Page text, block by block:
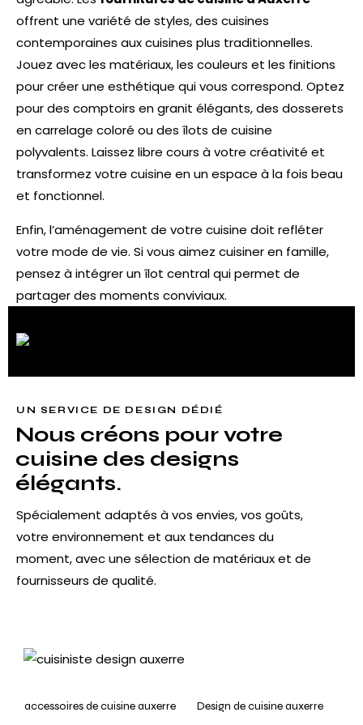
offrent une variété de styles, des cuisines
contemporaines aux cuisines plus traditionnelles.
Jouez avec les matériaux, les couleurs et les finitions
pour créer une esthétique qui vous correspond. Optez
pour des comptoirs en granit élégants, des dosserets
en carrelage coloré ou des îlots de cuisine
polyvalents. Laissez libre cours à votre créativité et
transformez votre cuisine en un espace à la fois beau
et fonctionnel.
Enfin, l’aménagement de votre cuisine doit refléter
votre mode de vie. Si vous aimez cuisiner en famille,
pensez à intégrer un îlot central qui permet de
partager des moments conviviaux.
UN SERVICE DE DESIGN DÉDIÉ
Nous créons pour votre
cuisine des designs
élégants.
Spécialement adaptés à vos envies, vos goûts,
votre environnement et aux tendances du
moment, avec une sélection de matériaux et de
fournisseurs de qualité.
accessoires de cuisine auxerre
Design de cuisine auxerre